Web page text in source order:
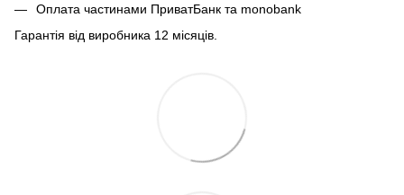
Оплата частинами ПриватБанк та monobank
Гарантія від виробника 12 місяців.